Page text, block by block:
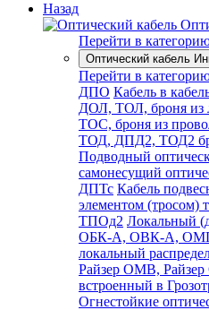
Назад
Перейти в
Оптический кабель
Перейти в
ДПО Кабель в
ДОЛ, ТОЛ, броня из
ТОС, броня из
ТОД, ДПД2, ТОД2
Подводный
самонесущий
ДПТс Кабель
элементом
ТПОд2 Локальный
ОБК-А, ОВК-А,
локальный
Райзер ОМВ,
встроенный в
Огнестойкие